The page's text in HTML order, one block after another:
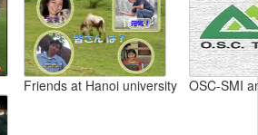
Friends at Hanoi university OSC-SMI